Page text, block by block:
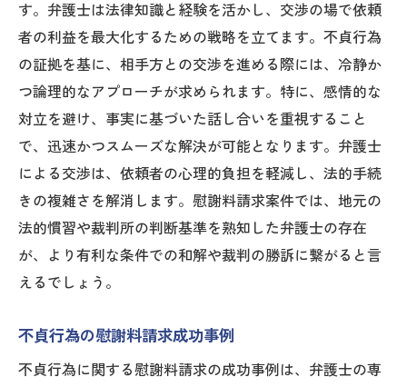
す。弁護士は法律知識と経験を活かし、交渉の場で依頼
者の利益を最大化するための戦略を立てます。不貞行為
の証拠を基に、相手方との交渉を進める際には、冷静か
つ論理的なアプローチが求められます。特に、感情的な
対立を避け、事実に基づいた話し合いを重視すること
で、迅速かつスムーズな解決が可能となります。弁護士
による交渉は、依頼者の心理的負担を軽減し、法的手続
きの複雑さを解消します。慰謝料請求案件では、地元の
法的慣習や裁判所の判断基準を熟知した弁護士の存在
が、より有利な条件での和解や裁判の勝訴に繋がると言
えるでしょう。
不貞行為の慰謝料請求成功事例
不貞行為に関する慰謝料請求の成功事例は、弁護士の専